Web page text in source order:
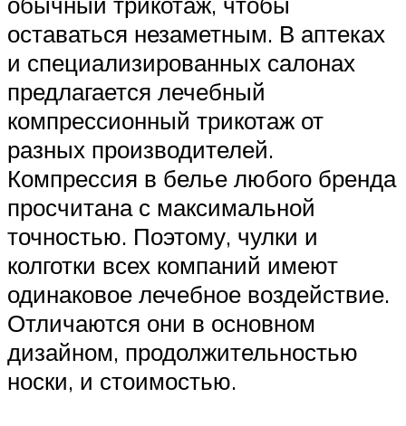
оставаться незаметным. В аптеках
и специализированных салонах
предлагается лечебный
компрессионный трикотаж от
разных производителей.
Компрессия в белье любого бренда
просчитана с максимальной
точностью. Поэтому, чулки и
колготки всех компаний имеют
одинаковое лечебное воздействие.
Отличаются они в основном
дизайном, продолжительностью
носки, и стоимостью.